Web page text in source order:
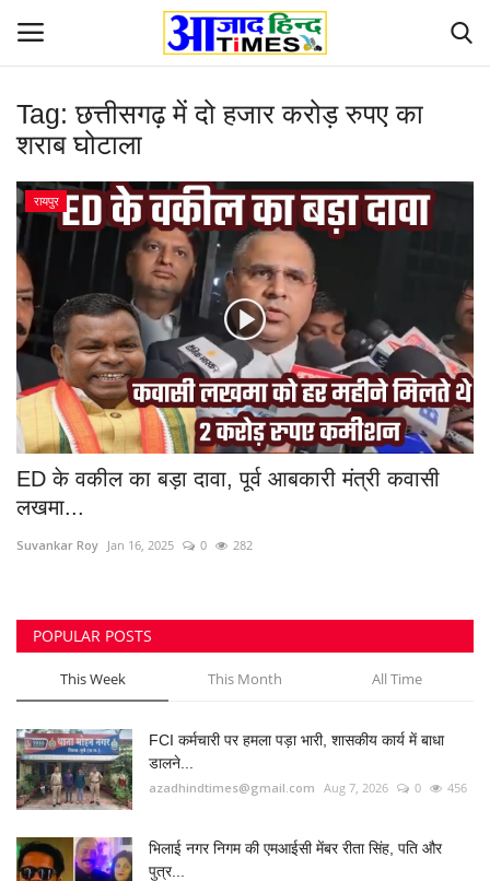
Login Register
Home
ओडिशा
Contact
देश-विदेश
छत्तीसगढ़ राज्य
दुनिया
धर्म
करियर
राशिफल
खेल
बिजनेस
Tag: छत्तीसगढ़ में दो हजार करोड़ रुपए का
शराब घोटाला
रायपुर
ED के वकील का बड़ा दावा, पूर्व आबकारी मंत्री कवासी
लखमा...
Suvankar Roy Jan 16, 2025 0 282
POPULAR POSTS
This Week This Month All Time
FCI कर्मचारी पर हमला पड़ा भारी, शासकीय कार्य में बाधा
डालने...
azadhindtimes@gmail.com Aug 7, 2026 0 456
भिलाई नगर निगम की एमआईसी मेंबर रीता सिंह, पति और
पुत्र...